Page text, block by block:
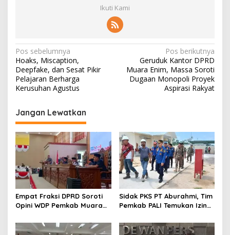
Ikuti Kami
N
a
v
i
g
a
s
i
p
o
s
Pos sebelumnya
Hoaks, Miscaption,
Deepfake, dan Sesat Pikir
Pelajaran Berharga
Kerusuhan Agustus
Pos berikutnya
Geruduk Kantor DPRD
Muara Enim, Massa Soroti
Dugaan Monopoli Proyek
Aspirasi Rakyat
Jangan Lewatkan
Empat Fraksi DPRD Soroti
Opini WDP Pemkab Muara
Kelola Keuangan
Sidak PKS PT Aburahmi, Tim
Pemkab PALI Temukan Izin